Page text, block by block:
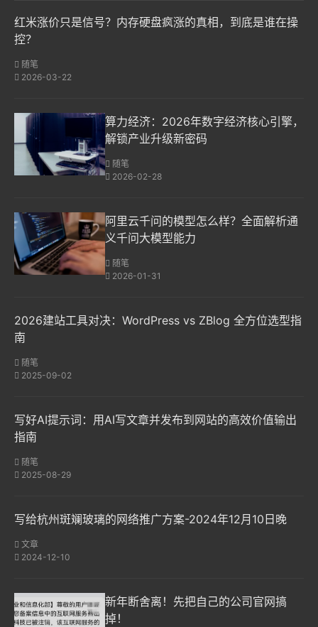
红米涨价只是信号？内存硬盘疯涨的真相，到底是谁在操
控？
随笔
2026-03-22
算力经济：2026年数字经济核心引擎，
解锁产业升级新密码
随笔
2026-02-28
阿里云千问的模型怎么样？全面解析通
义千问大模型能力
随笔
2026-01-31
2026建站工具对决：WordPress vs ZBlog 全方位选型指
南
随笔
2025-09-02
写好AI提示词：用AI写文章并发布到网站的高效价值输出
指南
随笔
2025-08-29
写给杭州斑斓玻璃的网络推广方案-2024年12月10日晚
文章
2024-12-10
新年断舍离！先把自己的公司官网搞
掉！